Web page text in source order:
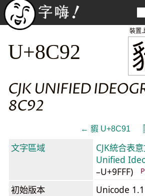
裝置
U+8C92
CJK UNIFIED
8C92
← 貑 U+8C91
文字區域
CJK統合表
Unified
–U+9FFF)
初始版本
Unicode